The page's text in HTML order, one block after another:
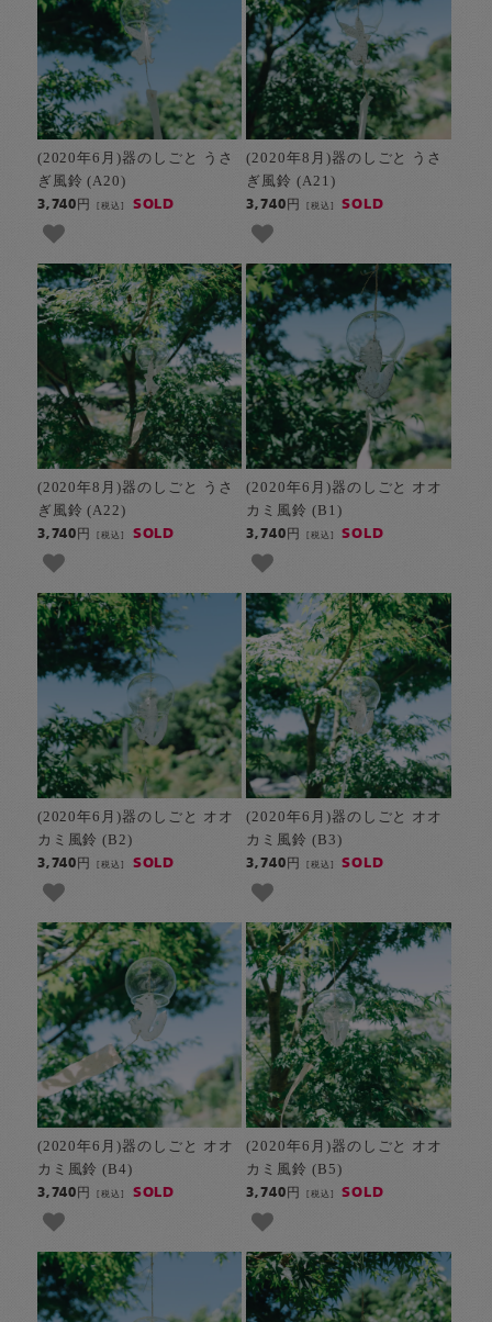
(2020年6月)器のしごと うさ
ぎ風鈴 (A20)
3,740円[税込] SOLD
(2020年8月)器のしごと うさ
ぎ風鈴 (A21)
3,740円 [税込] SOLD
(2020年8月)器のしごと うさ
ぎ風鈴 (A22)
3,740円[税込] SOLD
(2020年6月)器のしごと オオ
カミ風鈴 (B1)
3,740円 [税込] SOLD
(2020年6月)器のしごと オオ
カミ風鈴 (B2)
3,740円[税込] SOLD
(2020年6月)器のしごと オオ
カミ風鈴 (B3)
3,740円 [税込] SOLD
(2020年6月)器のしごと オオ
カミ風鈴 (B4)
3,740円[税込] SOLD
(2020年6月)器のしごと オオ
カミ風鈴 (B5)
3,740円 [税込] SOLD